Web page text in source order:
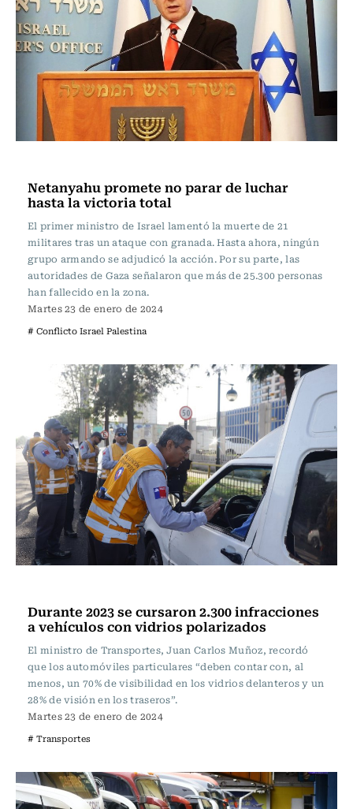
Netanyahu promete no parar de luchar
hasta la victoria total
El primer ministro de Israel lamentó la muerte de 21
militares tras un ataque con granada. Hasta ahora, ningún
grupo armando se adjudicó la acción. Por su parte, las
autoridades de Gaza señalaron que más de 25.300 personas
han fallecido en la zona.
Martes 23 de enero de 2024
# Conflicto Israel Palestina
Durante 2023 se cursaron 2.300 infracciones
a vehículos con vidrios polarizados
El ministro de Transportes, Juan Carlos Muñoz, recordó
que los automóviles particulares “deben contar con, al
menos, un 70% de visibilidad en los vidrios delanteros y un
28% de visión en los traseros”.
Martes 23 de enero de 2024
# Transportes